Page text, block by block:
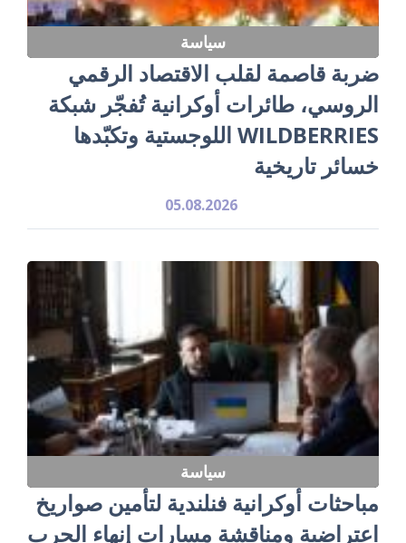
سياسة
ضربة قاصمة لقلب الاقتصاد الرقمي
الروسي، طائرات أوكرانية تُفجّر شبكة
WILDBERRIES اللوجستية وتكبّدها
خسائر تاريخية
05.08.2026
سياسة
مباحثات أوكرانية فنلندية لتأمين صواريخ
اعتراضية ومناقشة مسارات إنهاء الحرب